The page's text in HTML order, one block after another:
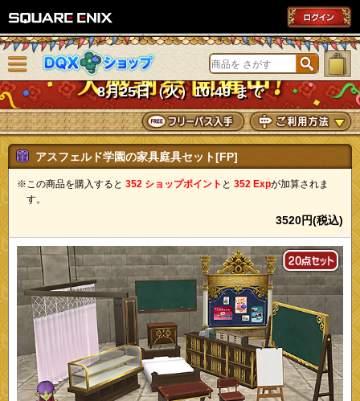
DQXショップ
8月25日（火）10:49 まで
ニューを閉じる
アスフェルド学園の家具庭具セット[FP]
※この商品を購入すると 352 ショップポイント と 352 Expが加算されま
す。
3520円(税込)